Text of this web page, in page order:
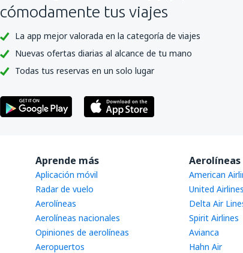
cómodamente tus viajes
La app mejor valorada en la categoría de viajes
Nuevas ofertas diarias al alcance de tu mano
Todas tus reservas en un solo lugar
Aprende más
Aplicación móvil
Radar de vuelo
Aerolíneas
Aerolíneas nacionales
Opiniones de aerolíneas
Aeropuertos
Aerolíneas
American
United Airlines
Delta Air
Spirit Airlines
Avianca
Hahn Air